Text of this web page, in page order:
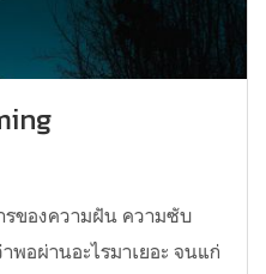
รของความฝัน ความซับ
อผ่านอะไรมาเยอะ จนแก่